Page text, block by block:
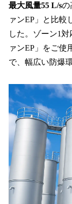
最大風量55 L/sの
ァンEP」と比較
した。ゾーン1
ァンEP」をご使
で、幅広い防爆